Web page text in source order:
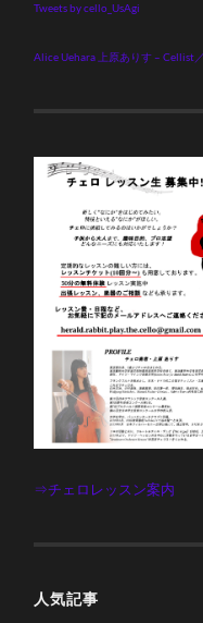
Tweets by cello_UsAgi
Alice Uehara 上原ありす – Cellist
⇒チェロレッスン案内
人気記事